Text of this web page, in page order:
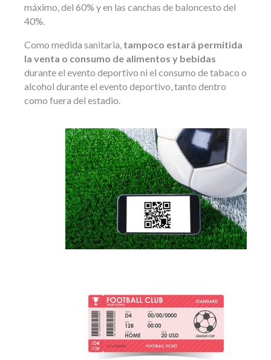
máximo, del 60% y en las canchas de baloncesto del
40%.
Como medida sanitaria, tampoco estará permitida
la venta o consumo de alimentos y bebidas
durante el evento deportivo ni el consumo de tabaco o
alcohol durante el evento deportivo, tanto dentro
como fuera del estadio.